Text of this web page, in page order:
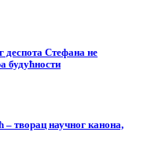
Стефана не
будућности
творац научног канона,